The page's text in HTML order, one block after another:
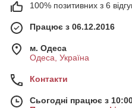
100% позитивних з 6
Працює з 06.12.2016
м. Одеса
Одеса, Україна
Контакти
Сьогодні працює з